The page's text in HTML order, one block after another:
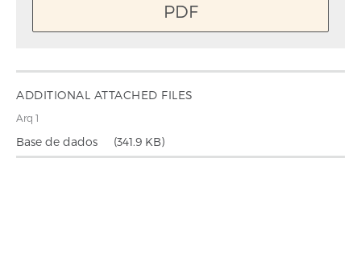
PDF
ADDITIONAL ATTACHED FILES
Arq 1
Base de dados (341.9 KB)